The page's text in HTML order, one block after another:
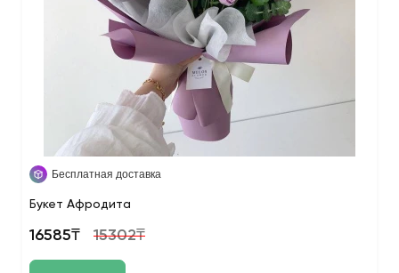
Бесплатная доставка
Букет Афродита
16585₸ 15302₸